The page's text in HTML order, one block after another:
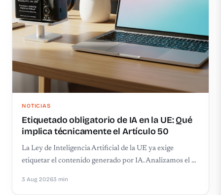
NOTICIAS
Etiquetado obligatorio de IA en la UE: Qué
implica técnicamente el Artículo 50
La Ley de Inteligencia Artificial de la UE ya exige
etiquetar el contenido generado por IA. Analizamos el …
3 Aug 20263 min